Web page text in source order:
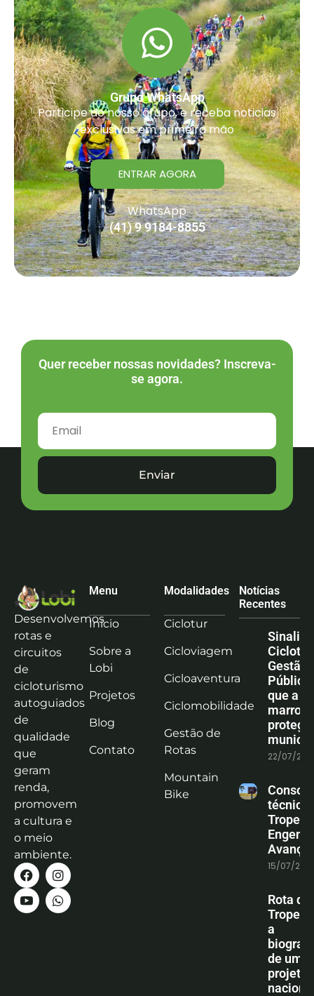
Grupo WhatsApp
Participe do nosso grupo, e receba noticias
exclusivas em primeira mão
ENTRAR AGORA
WhatsApp
(41) 9 9184-8855
Quer receber nossas novidades? Inscreva-
se agora.
Enviar
Desenvolvemos
rotas e
circuitos
de
cicloturismo
autoguiados
de
qualidade
que
geram
renda,
promovem
a cultura e
o meio
ambiente.
Menu
Início
Sobre a
Lobi
Projetos
Blog
Contato
Modalidades
Ciclotur
Cicloviagem
Cicloaventura
Ciclomobilidade
Gestão de
Rotas
Mountain
Bike
Notícias
Recentes
Gestão
que a
marrom
protege
22/07/
técnica
15/07/
Rota
a
de um
projeto